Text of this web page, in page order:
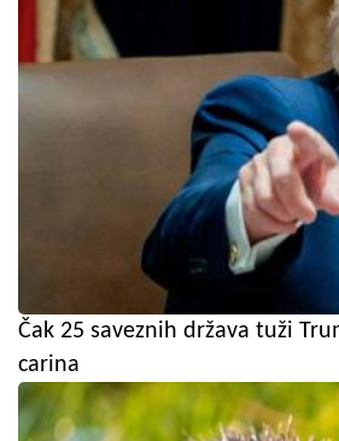
Čak 25 saveznih država tuži
carina